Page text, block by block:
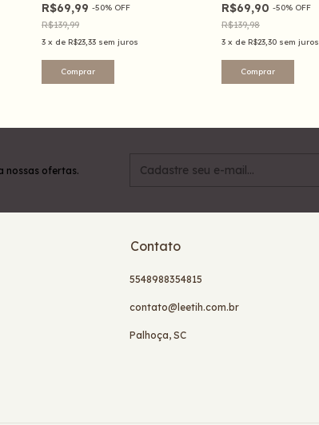
R$69,99 -50% OFF
R$139,99
3 x de R$23,33 sem juros
Comprar
R$69,90 -50% OFF
R$139,98
3 x de R$23,30 sem juros
Comprar
nossas ofertas.
Contato
5548988354815
contato@leetih.com.br
Palhoça, SC